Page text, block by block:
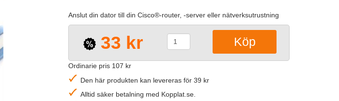
Anslut din dator till din Cisco®-router, -server eller nätverksutrustning
33 kr
Ordinarie pris 107 kr
Den här produkten kan levereras för 39 kr
Alltid säker betalning med Kopplat.se.